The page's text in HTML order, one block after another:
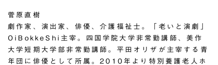
菅原直樹
劇作家、演出家、俳優、介護福祉士。「老いと演劇」
OiBokkeShi主宰。四国学院大学非常勤講師、美作
大学短期大学部非常勤講師。平田オリザが主宰する青
年団に俳優として所属。2010年より特別養護老人ホ